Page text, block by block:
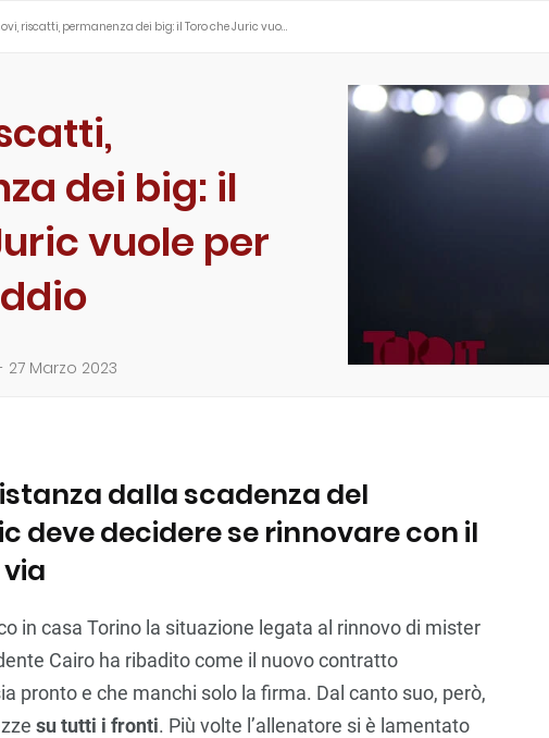
riscatti, permanenza dei big: il Toro che Juric vuo…
dei big: il
vuole per
27 Marzo 2023
dalla scadenza del
deve decidere se rinnovare con il
in casa Torino la situazione legata al rinnovo di mister
Cairo ha ribadito come il nuovo contratto
pronto e che manchi solo la firma. Dal canto suo, però,
su tutti i fronti. Più volte l’allenatore si è lamentato